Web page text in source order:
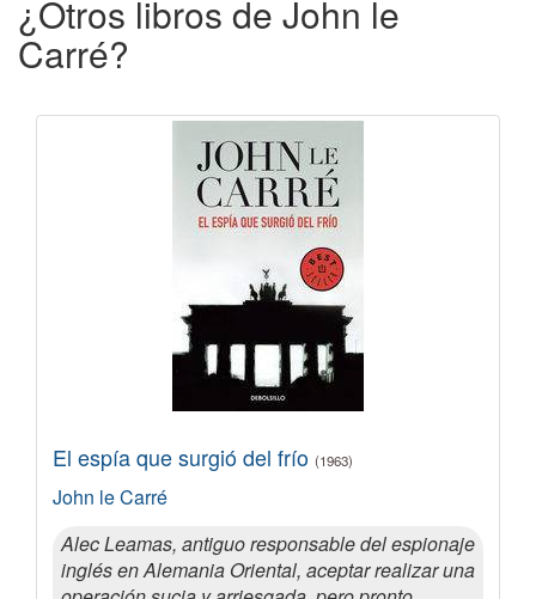
¿Otros libros de John le
Carré?
El espía que surgió del frío (1963)
John le Carré
Alec Leamas, antiguo responsable del espionaje
inglés en Alemania Oriental, aceptar realizar una